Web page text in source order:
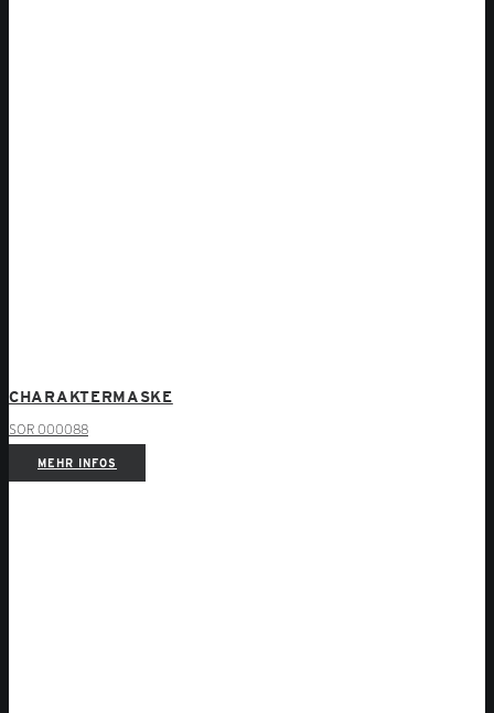
CHARAKTERMASKE
SOR 000088
MEHR INFOS